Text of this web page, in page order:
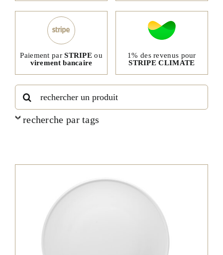
Paiement parSTRIPE ou
virement bancaire
1% des revenus pour
STRIPE CLIMATE
Rechercher:
recherche par tags